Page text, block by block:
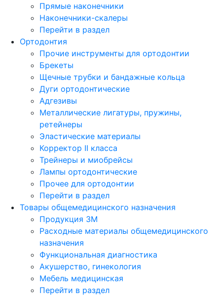
Прямые наконечники
Наконечники-скалеры
Перейти в раздел
Ортодонтия
Прочие инструменты для ортодонтии
Брекеты
Щечные трубки и бандажные кольца
Дуги ортодонтические
Адгезивы
Металлические лигатуры, пружины,
ретейнеры
Эластические материалы
Корректор II класса
Трейнеры и миобрейсы
Лампы ортодонтические
Прочее для ортодонтии
Перейти в раздел
Товары общемедицинского назначения
Продукция 3М
Расходные материалы общемедицинского
назначения
Функциональная диагностика
Акушерство, гинекология
Мебель медицинская
Перейти в раздел